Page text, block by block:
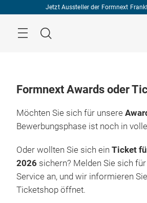
Jetzt Aussteller der Formnext
Suche
Formnext Awards oder
Möchten Sie sich für unsere
Bewerbungsphase ist noch in
Oder wollten Sie sich ein Ticket
2026 sichern? Melden Sie sich
Service an, und wir informieren
Ticketshop öffnet.